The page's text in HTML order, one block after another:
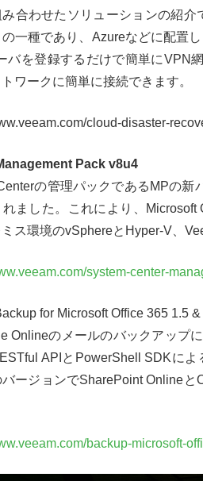
合わせたソリューションの紹介
一種であり、 Azureなどに配置し
バを登録するだけで簡単にVPN
ワークに簡単に接続できます。
cloud-disaster-
Pack v8u4
の管理パックである MPの新
ました。これにより、
Microsoft
ス環境のvSphereと Hyper-V
system-center-
for Microsoft Office 365 1.5 &
Onlineのメールのバックアップ
API と PowerShell SDKによ
バージョンでSharePoint Onlineと
backup-microsoft-